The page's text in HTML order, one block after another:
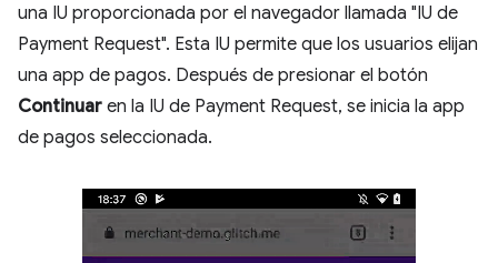
una IU proporcionada por el navegador llamada "IU de
Payment Request". Esta IU permite que los usuarios elijan
una app de pagos. Después de presionar el botón
Continuar en la IU de Payment Request, se inicia la app
de pagos seleccionada.